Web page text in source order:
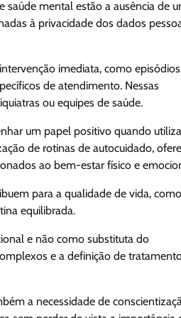
saúde mental estão a ausência de
à privacidade dos dados
imediata, como episódios
de atendimento. Nessas
ou equipes de saúde.
um papel positivo quando
de rotinas de autocuidado,
ao bem-estar físico e
para a qualidade de vida, como
equilibrada.
e não como substituta do
e a definição de
a necessidade de